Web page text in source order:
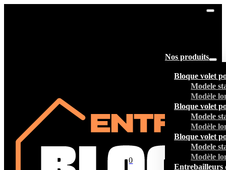
Nos produits
Bloque volet
Modele
Modèle
Bloque volet
Modele
Modèle
Bloque volet
Modele
Modèle
Entrebailleurs
0